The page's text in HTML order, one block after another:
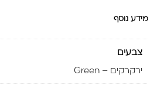
מידע נוסף
צבעים
ירקרקים – Green